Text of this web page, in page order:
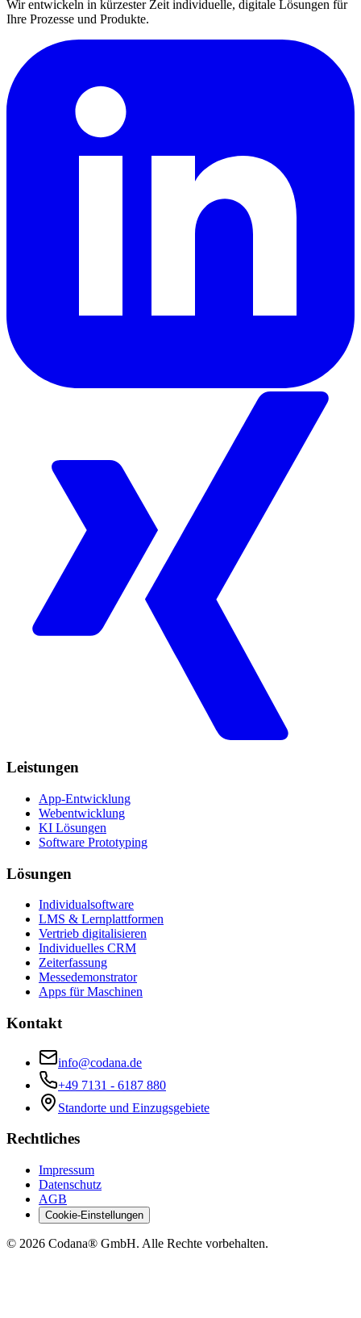
Wir entwickeln in kürzester Zeit individuelle, digitale Lösungen für
Ihre Prozesse und Produkte.
Leistungen
App-Entwicklung
Webentwicklung
KI Lösungen
Software Prototyping
Lösungen
Individualsoftware
LMS & Lernplattformen
Vertrieb digitalisieren
Individuelles CRM
Zeiterfassung
Messedemonstrator
Apps für Maschinen
Kontakt
info@codana.de
+49 7131 - 6187 880
Standorte und Einzugsgebiete
Rechtliches
Impressum
Datenschutz
AGB
Cookie-Einstellungen
© 2026 Codana® GmbH. Alle Rechte vorbehalten.